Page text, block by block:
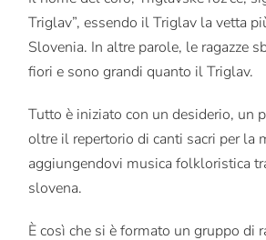
Triglav”, essendo il Triglav la vetta
Slovenia. In altre parole, le ragazze
fiori e sono grandi quanto il Triglav.
Tutto è iniziato con un desiderio, un
oltre il repertorio di canti sacri per la
aggiungendovi musica folkloristica
slovena.
È così che si è formato un gruppo di